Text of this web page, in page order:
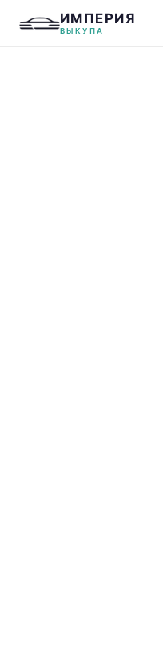
ИМПЕРИЯ
ВЫКУПА